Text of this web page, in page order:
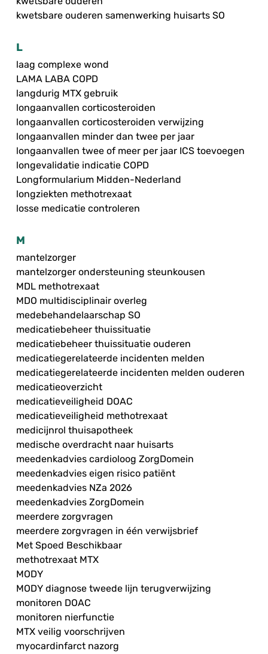
kwetsbare ouderen samenwerking huisarts SO
L
laag complexe wond
LAMA LABA COPD
langdurig MTX gebruik
longaanvallen corticosteroiden
longaanvallen corticosteroiden verwijzing
longaanvallen minder dan twee per jaar
longaanvallen twee of meer per jaar ICS toevoegen
longevalidatie indicatie COPD
Longformularium Midden-Nederland
longziekten methotrexaat
losse medicatie controleren
M
mantelzorger
mantelzorger ondersteuning steunkousen
MDL methotrexaat
MDO multidisciplinair overleg
medebehandelaarschap SO
medicatiebeheer thuissituatie
medicatiebeheer thuissituatie ouderen
medicatiegerelateerde incidenten melden
medicatiegerelateerde incidenten melden ouderen
medicatieoverzicht
medicatieveiligheid DOAC
medicatieveiligheid methotrexaat
medicijnrol thuisapotheek
medische overdracht naar huisarts
meedenkadvies cardioloog ZorgDomein
meedenkadvies eigen risico patiënt
meedenkadvies NZa 2026
meedenkadvies ZorgDomein
meerdere zorgvragen
meerdere zorgvragen in één verwijsbrief
Met Spoed Beschikbaar
methotrexaat MTX
MODY
MODY diagnose tweede lijn terugverwijzing
monitoren DOAC
monitoren nierfunctie
MTX veilig voorschrijven
myocardinfarct nazorg